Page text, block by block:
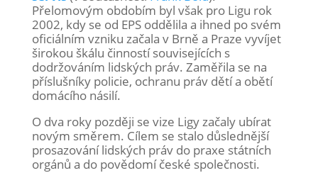
Přelomovým obdobím byl však pro Ligu rok
2002, kdy se od EPS oddělila a ihned po svém
oficiálním vzniku začala v Brně a Praze vyvíjet
širokou škálu činností souvisejících s
dodržováním lidských práv. Zaměřila se na
příslušníky policie, ochranu práv dětí a obětí
domácího násilí.
O dva roky později se vize Ligy začaly ubírat
novým směrem. Cílem se stalo důslednější
prosazování lidských práv do praxe státních
orgánů a do povědomí české společnosti.